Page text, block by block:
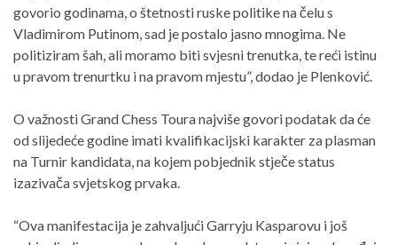
govorio godinama, o štetnosti ruske politike na čelu s
Vladimirom Putinom, sad je postalo jasno mnogima. Ne
politiziram šah, ali moramo biti svjesni trenutka, te reći istinu
u pravom trenurtku i na pravom mjestu”, dodao je Plenković.
O važnosti Grand Chess Toura najviše govori podatak da će
od slijedeće godine imati kvalifikacijski karakter za plasman
na Turnir kandidata, na kojem pobjednik stječe status
izazivača svjetskog prvaka.
“Ova manifestacija je zahvaljući Garryju Kasparovu i još